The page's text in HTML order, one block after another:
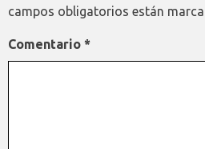
campos obligatorios están
Comentario *